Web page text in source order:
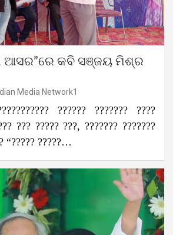
ଆସର”ରେ କବି ସଞ୍ଜୟ ମିଶ୍ର
Media Network1
?????? ??????? ????
??? ????? ???, ??????? ???????
“????? ?????…